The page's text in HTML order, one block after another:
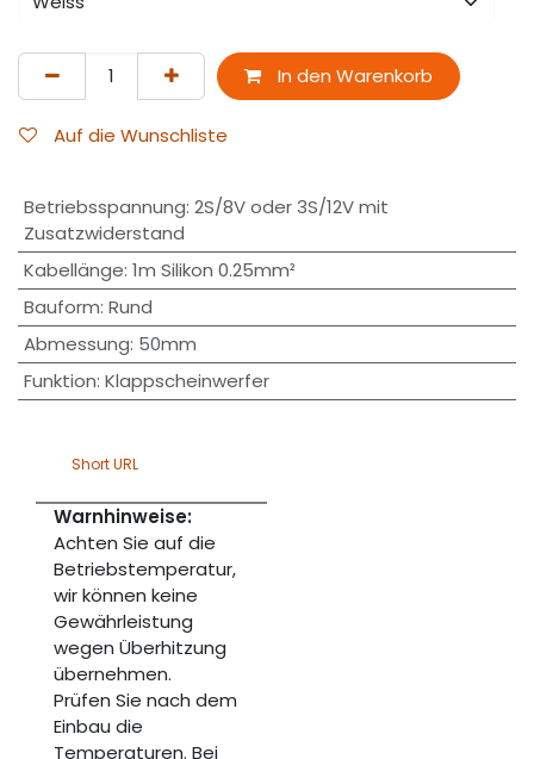
In den Warenkorb
Auf die Wunschliste
Betriebsspannung: 2S/8V oder 3S/12V mit
Zusatzwiderstand
Kabellänge: 1m Silikon 0.25mm²
Bauform: Rund
Abmessung: 50mm
Funktion: Klappscheinwerfer
Short URL
Warnhinweise:
Achten Sie auf die
Betriebstemperatur,
wir können keine
Gewährleistung
wegen Überhitzung
übernehmen.
Prüfen Sie nach dem
Einbau die
Temperaturen. Bei